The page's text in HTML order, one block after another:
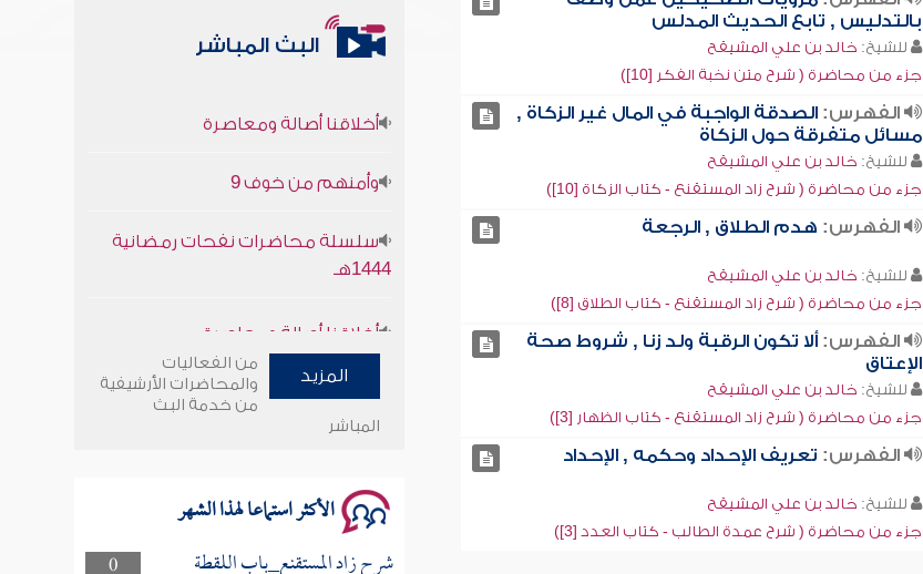
بالتدليس , تابع الحديث المدلس
للشيخ: خالد بن علي المشيقح
جزء من محاضرة ( شرح متن نخبة الفكر [10])
الفهرس: الصدقة الواجبة في المال غير الزكاة ,
مسائل متفرقة حول الزكاة
للشيخ: خالد بن علي المشيقح
جزء من محاضرة ( شرح زاد المستقنع - كتاب الزكاة [10])
الفهرس: هدم الطلاق , الرجعة
للشيخ: خالد بن علي المشيقح
جزء من محاضرة ( شرح زاد المستقنع - كتاب الطلاق [8])
الفهرس: ألا تكون الرقبة ولد زنا , شروط صحة
الإعتاق
للشيخ: خالد بن علي المشيقح
جزء من محاضرة ( شرح زاد المستقنع - كتاب الظهار [3])
الفهرس: تعريف الإحداد وحكمه , الإحداد
للشيخ: خالد بن علي المشيقح
جزء من محاضرة ( شرح عمدة الطالب - كتاب العدد [3])
البث المباشر
1444هـ
وأمنهم من خوف 9
سلسلة محاضرات نفحات رمضانية
المزيد
من الفعاليات
والمحاضرات الأرشيفية
من خدمة البث
المباشر
الأكثر استماعا لهذا الشهر
شرح زاد المستقنع_باب اللقطة